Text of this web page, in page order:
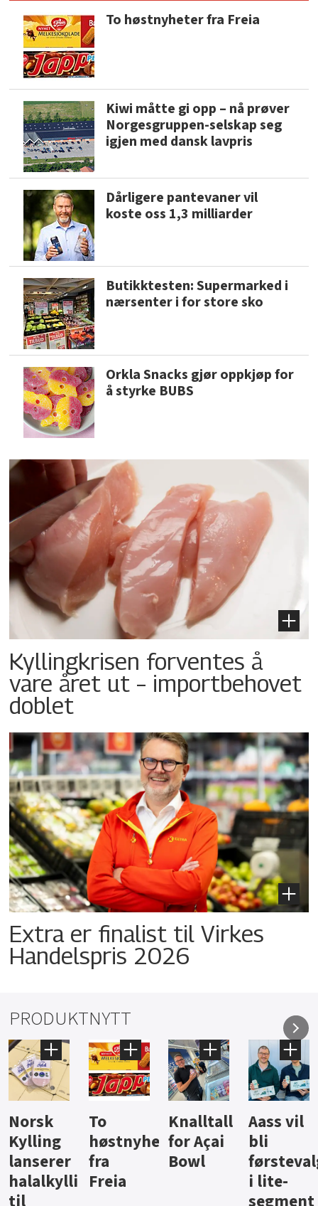
To høstnyheter fra Freia
Kiwi måtte gi opp – nå prøver
Norgesgruppen-selskap seg
igjen med dansk lavpris
Dårligere pantevaner vil
koste oss 1,3 milliarder
Butikktesten: Supermarked i
nærsenter i for store sko
Orkla Snacks gjør oppkjøp for
å styrke BUBS
Kyllingkrisen forventes å
vare året ut – importbehovet
doblet
Extra er finalist til Virkes
Handelspris 2026
PRODUKTNYTT
Knalltall
for Açai
Bowl
Aass vil
bli
førstevalg
i lite-
Brus og
jus fra
Berentsen
Hard
iste fra
Hansa